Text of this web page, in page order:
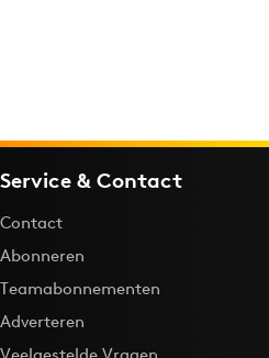
Service & Contact
Contact
Abonneren
Teamabonnementen
Adverteren